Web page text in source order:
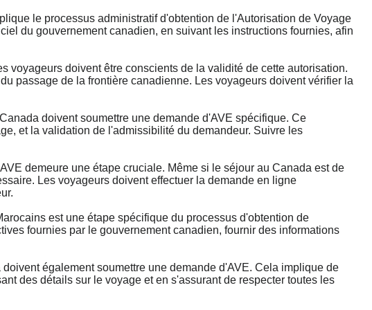
le processus administratif d'obtention de l'Autorisation de Voyage
du gouvernement canadien, en suivant les instructions fournies, afin
voyageurs doivent être conscients de la validité de cette autorisation.
passage de la frontière canadienne. Les voyageurs doivent vérifier la
doivent soumettre une demande d'AVE spécifique. Ce
et la validation de l'admissibilité du demandeur. Suivre les
demeure une étape cruciale. Même si le séjour au Canada est de
Les voyageurs doivent effectuer la demande en ligne
est une étape spécifique du processus d'obtention de
fournies par le gouvernement canadien, fournir des informations
également soumettre une demande d'AVE. Cela implique de
des détails sur le voyage et en s'assurant de respecter toutes les